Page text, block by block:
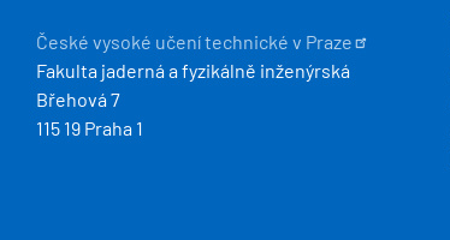
České vysoké učení technické v Praze
Fakulta jaderná a fyzikálně inženýrská
Břehová 7
115 19 Praha 1